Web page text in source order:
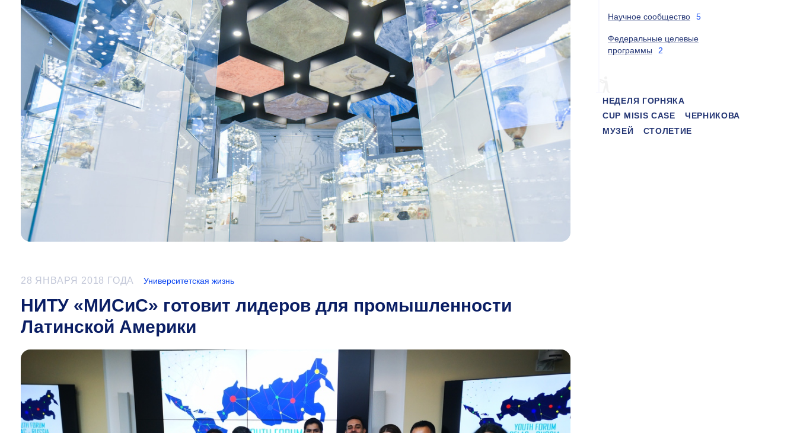
28 ЯНВАРЯ 2018 ГОДА Университетская жизнь
НИТУ «МИСиС» готовит лидеров для промышленности
Латинской Америки
Научное сообщество 5
Федеральные целевые
программы
2
НЕДЕЛЯ ГОРНЯКА
CUP MISIS CASE
ЧЕРНИКОВА
МУЗЕЙ
СТОЛЕТИЕ